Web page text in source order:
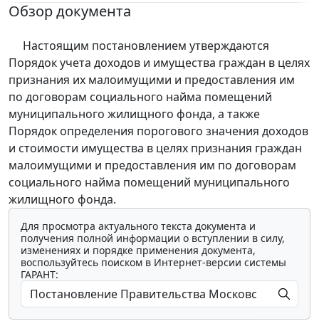
Обзор документа
Настоящим постановлением утверждаются
Порядок учета доходов и имущества граждан в целях
признания их малоимущими и предоставления им
по договорам социального найма помещений
муниципального жилищного фонда, а также
Порядок определения порогового значения доходов
и стоимости имущества в целях признания граждан
малоимущими и предоставления им по договорам
социального найма помещений муниципального
жилищного фонда.
Для просмотра актуального текста документа и
получения полной информации о вступлении в силу,
изменениях и порядке применения документа,
воспользуйтесь поиском в Интернет-версии системы
ГАРАНТ: